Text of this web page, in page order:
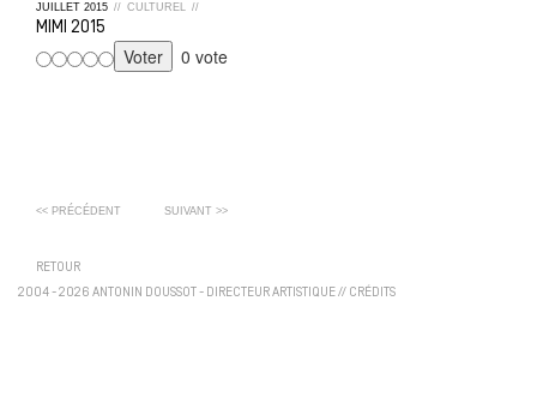
JUILLET 2015 // CULTUREL //
MIMI 2015
0 vote
<< PRÉCÉDENT SUIVANT >>
RETOUR
2004 - 2026 ANTONIN DOUSSOT - DIRECTEUR ARTISTIQUE// CRÉDITS